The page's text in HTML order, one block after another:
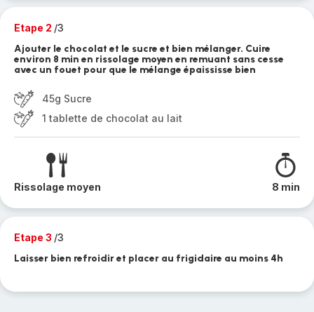
Etape 2 /3
Ajouter le chocolat et le sucre et bien mélanger. Cuire
environ 8 min en rissolage moyen en remuant sans cesse
avec un fouet pour que le mélange épaississe bien
45g Sucre
1 tablette de chocolat au lait
Rissolage moyen 8 min
Etape 3 /3
Laisser bien refroidir et placer au frigidaire au moins 4h